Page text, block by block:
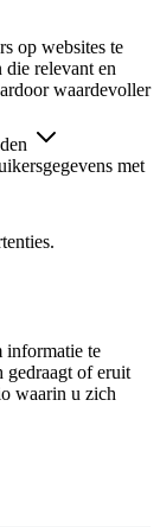
op websites te
relevant en
waardevoller
met
informatie te
gedraagt of eruit
waarin u zich